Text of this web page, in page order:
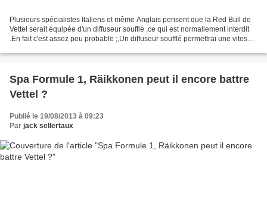
Plusieurs spécialistes Italiens et même Anglais pensent que la Red Bull de
Vettel serait équipée d'un diffuseur soufflé ,ce qui est normallement interdit
.En fait c'est assez peu probable ;,Un diffuseur soufflé permettrai une vitesse
Spa Formule 1, Räikkonen peut il encore battre
Vettel ?
Publié le 19/08/2013 à 09:23
Par jack sellertaux